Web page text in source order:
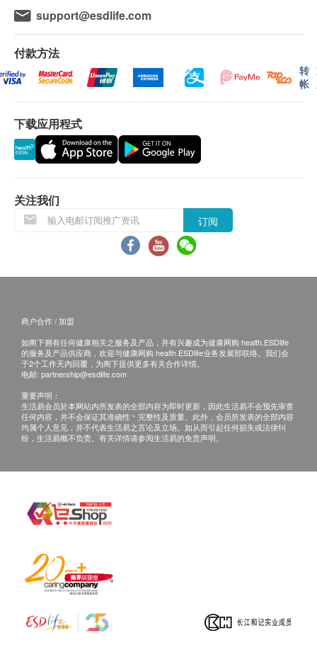
该等注册而接受评核。此产品并不供作诊断、治疗或
预防任何疾病之用。
所有订单须视乎相关货品的供应情况再作最后确
认。 倘若健康网购health. ESDlife未能提供任何订
单上的货品，健康网购health. ESDlife有权拒绝接
受该订单，并且会于送货前透过电话或电邮通知顾
退换条款：
当顾客收取已订购之货品时，有责任检查货品是否
有损毁情况，一经确认签收，恕不接受退换。
或过期退回，供应商有权不受理。
如有其他损坏或遗漏查询，顾客必须保留有效收据
正本，并于送货后3个工作天内按下列方式联络
LiveLonger利活加 客户服务部跟进。
电邮： info@livelonger.com.hk
support@esdlife.com
付款方法
转
帐
下载应用程式
关注我们
订阅
商户合作 / 加盟
如阁下拥有任何健康相关之服务及产品，并有兴趣成为健康网购 health.ESDlife
的服务及产品供应商，欢迎与健康网购 health.ESDlife业务发展部联络。我们会
于2个工作天内回覆，为阁下提供更多有关合作详情。
电邮: partnership@esdlife.com
重要声明：
生活易会员於本网站内所发表的全部内容为即时更新，因此生活易不会预先审查
任何内容，并不会保证其准确性丶完整性及质量。此外，会员所发表的全部内容
均属个人意见，并不代表生活易之言论及立场。如从而引起任何损失或法律纠
纷，生活易概不负责。有关详情请参阅生活易的免责声明。